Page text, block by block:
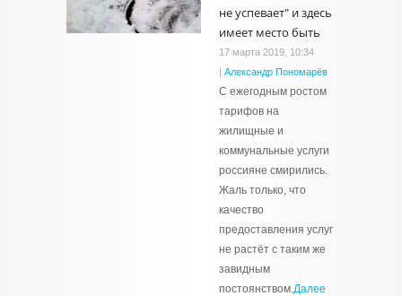
не успевает" и здесь
имеет место быть
17 марта 2019, 10:34
| Александр Пономарёв
С ежегодным ростом
тарифов на
жилищные и
коммунальные услуги
россияне смирились.
Жаль только, что
качество
предоставления услуг
не растёт с таким же
завидным
постоянством.Далее